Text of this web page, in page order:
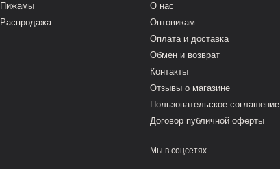
Пижамы
Распродажа
О нас
Оптовикам
Оплата и доставка
Обмен и возврат
Контакты
Отзывы о магазине
Пользовательское соглашение
Договор публичной оферты
Мы в соцсетях